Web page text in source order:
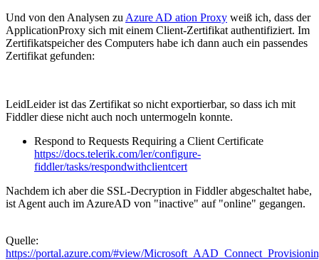
Und von den Analysen zu Azure AD ation Proxy weiß ich, dass der
ApplicationProxy sich mit einem Client-Zertifikat authentifiziert. Im
Zertifikatspeicher des Computers habe ich dann auch ein passendes
Zertifikat gefunden:
LeidLeider ist das Zertifikat so nicht exportierbar, so dass ich mit
Fiddler diese nicht auch noch untermogeln konnte.
Respond to Requests Requiring a Client Certificate
https://docs.telerik.com/ler/configure-
fiddler/tasks/respondwithclientcert
Nachdem ich aber die SSL-Decryption in Fiddler abgeschaltet habe,
ist Agent auch im AzureAD von "inactive" auf "online" gegangen.
Quelle:
https://portal.azure.com/#view/